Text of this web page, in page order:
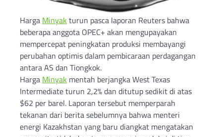
Harga Minyak turun pasca laporan Reuters bahwa
beberapa anggota OPEC+ akan mengupayakan
mempercepat peningkatan produksi membayangi
perubahan optimis dalam pembicaraan perdagangan
antara AS dan Tiongkok.
Harga Minyak mentah berjangka West Texas
Intermediate turun 2,2% dan ditutup sedikit di atas
$62 per barel. Laporan tersebut memperparah
tekanan dari berita sebelumnya bahwa menteri
energi Kazakhstan yang baru diangkat mengatakan